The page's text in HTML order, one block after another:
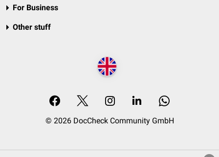
For Business
Other stuff
© 2026 DocCheck Community GmbH